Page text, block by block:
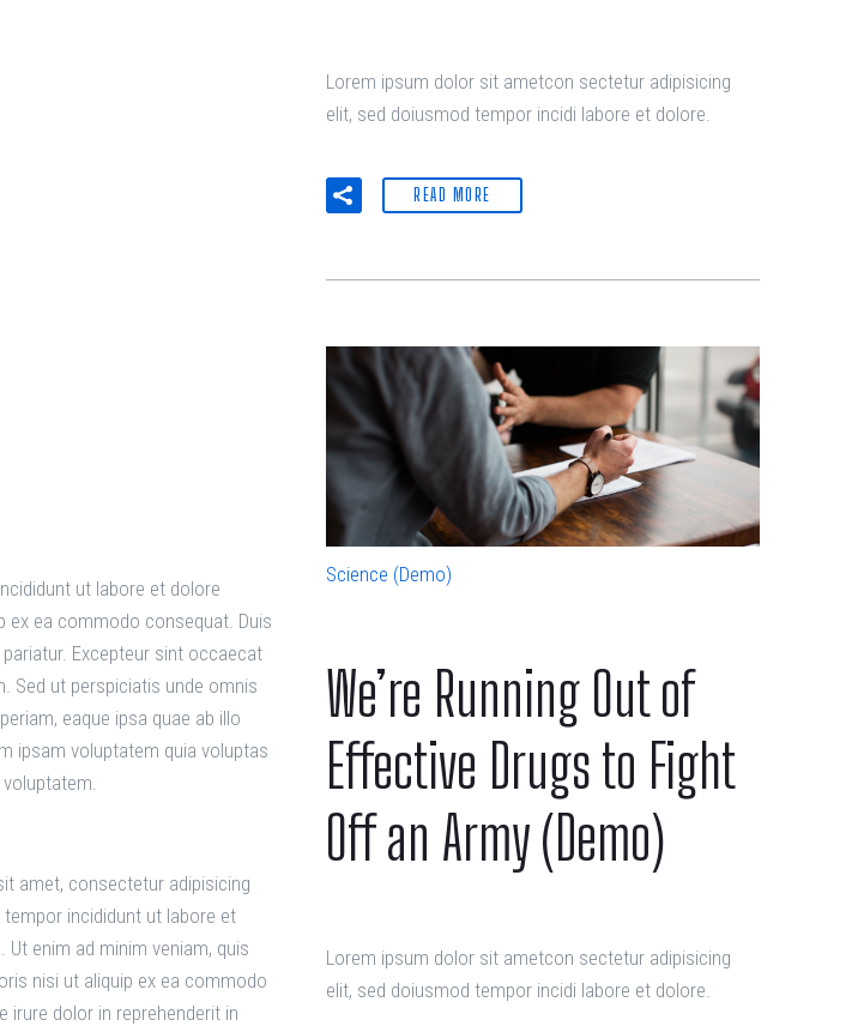
ut labore et dolore
ex ea commodo consequat. Duis
Excepteur sint occaecat
Sed ut perspiciatis unde omnis
eaque ipsa quae ab illo
ipsam voluptatem quia voluptas
amet, consectetur adipisicing
incididunt ut labore et
Ut enim ad minim veniam, quis
nisi ut aliquip ex ea commodo
irure dolor in reprehenderit in
Lorem ipsum dolor sit ametcon sectetur adipisicing
elit, sed doiusmod tempor incidi labore et dolore.
READ MORE
Science (Demo)
We’re Running Out of
Effective Drugs to Fight
Off an Army (Demo)
Lorem ipsum dolor sit ametcon sectetur adipisicing
elit, sed doiusmod tempor incidi labore et dolore.